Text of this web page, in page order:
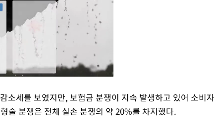
Mute
소세를 보였지만, 보험금 분쟁이 지속 발생하고 있어 소비자
술 분쟁은 전체 실손 분쟁의 약 20%를 차지했다.